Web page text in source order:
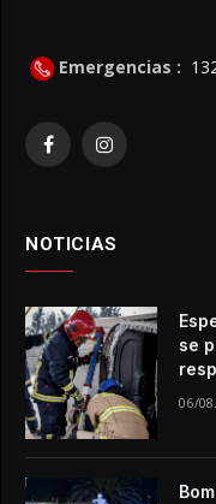
Emergencias :
FacebookInstagram
NOTICIAS
se
06/